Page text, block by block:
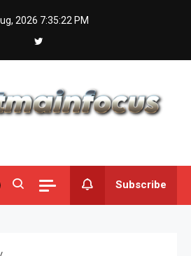
2026 7:35:23 PM
Subscribe